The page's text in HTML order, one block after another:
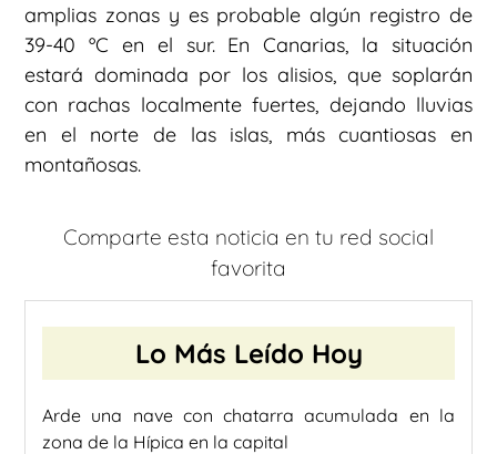
amplias zonas y es probable algún registro de
39-40 ºC en el sur. En Canarias, la situación
estará dominada por los alisios, que soplarán
con rachas localmente fuertes, dejando lluvias
en el norte de las islas, más cuantiosas en
montañosas.
Comparte esta noticia en tu red social
favorita
Lo Más Leído Hoy
Arde una nave con chatarra acumulada en la
zona de la Hípica en la capital